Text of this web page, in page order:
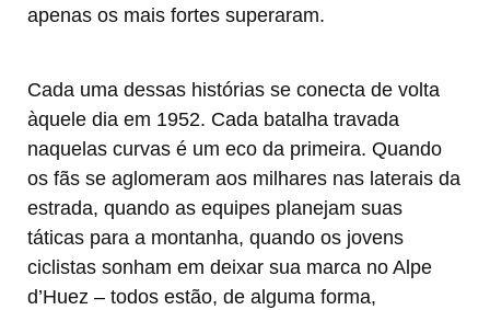
apenas os mais fortes superaram.
Cada uma dessas histórias se conecta de volta
àquele dia em 1952. Cada batalha travada
naquelas curvas é um eco da primeira. Quando
os fãs se aglomeram aos milhares nas laterais da
estrada, quando as equipes planejam suas
táticas para a montanha, quando os jovens
ciclistas sonham em deixar sua marca no Alpe
d’Huez – todos estão, de alguma forma,